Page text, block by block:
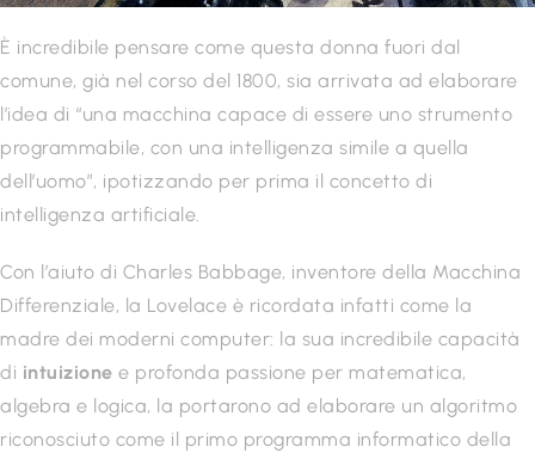
È incredibile pensare come questa donna fuori dal
comune, già nel corso del 1800, sia arrivata ad elaborare
l’idea di “una macchina capace di essere uno strumento
programmabile, con una intelligenza simile a quella
dell’uomo”, ipotizzando per prima il concetto di
intelligenza artificiale.
Con l’aiuto di Charles Babbage, inventore della Macchina
Differenziale, la Lovelace è ricordata infatti come la
madre dei moderni computer: la sua incredibile capacità
di intuizione e profonda passione per matematica,
algebra e logica, la portarono ad elaborare un algoritmo
riconosciuto come il primo programma informatico della